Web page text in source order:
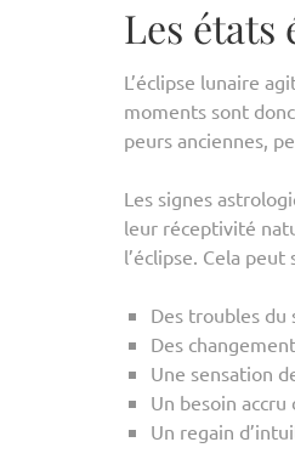
Les états
L’éclipse lunaire
moments sont
peurs anciennes,
Les signes
leur réceptivité
l’éclipse. Cela
Des troubles du
Des
Une sensation
Un besoin
Un regain